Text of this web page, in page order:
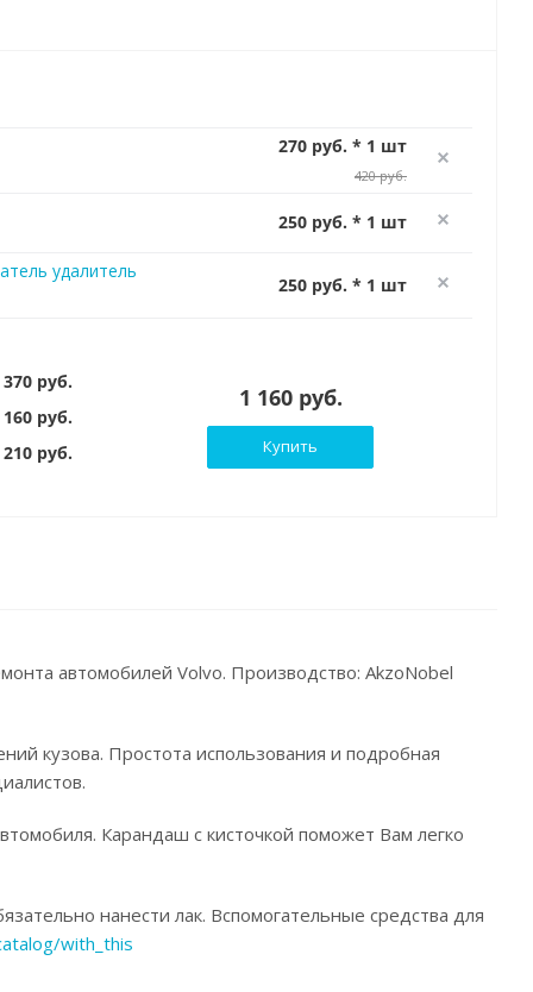
270 руб. * 1 шт
420 руб.
250 руб. * 1 шт
удалитель
250 руб. * 1 шт
370 руб.
160 руб.
210 руб.
1 160 руб.
Купить
автомобилей Volvo. Производство: AkzoNobel
кузова. Простота использования и подробная
Карандаш с кисточкой поможет Вам легко
нанести лак. Вспомогательные средства для
with_this